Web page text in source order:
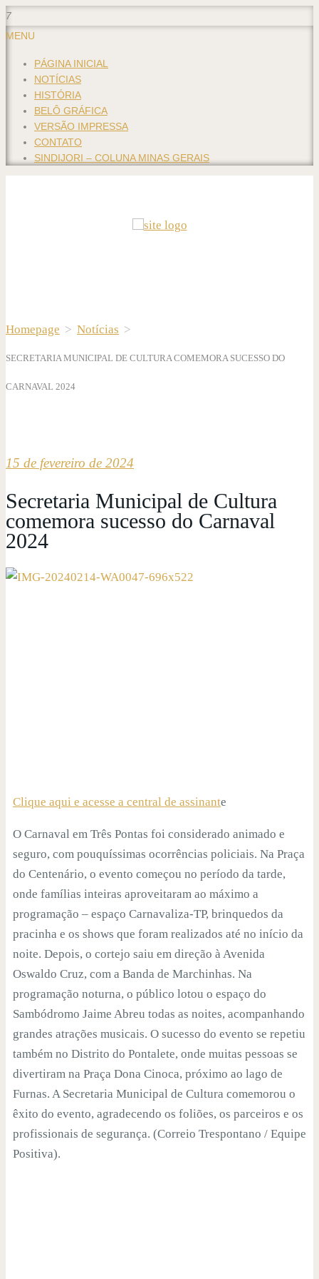
7
MENU
PÁGINA INICIAL
NOTÍCIAS
HISTÓRIA
BELÔ GRÁFICA
VERSÃO IMPRESSA
CONTATO
SINDIJORI – COLUNA MINAS GERAIS
Homepage > Notícias >
SECRETARIA MUNICIPAL DE CULTURA COMEMORA SUCESSO DO
CARNAVAL 2024
15 de fevereiro de 2024
Secretaria Municipal de Cultura
comemora sucesso do Carnaval
2024
Clique aqui e acesse a central de assinante
O Carnaval em Três Pontas foi considerado animado e
seguro, com pouquíssimas ocorrências policiais. Na Praça
do Centenário, o evento começou no período da tarde,
onde famílias inteiras aproveitaram ao máximo a
programação – espaço Carnavaliza-TP, brinquedos da
pracinha e os shows que foram realizados até no início da
noite. Depois, o cortejo saiu em direção à Avenida
Oswaldo Cruz, com a Banda de Marchinhas. Na
programação noturna, o público lotou o espaço do
Sambódromo Jaime Abreu todas as noites, acompanhando
grandes atrações musicais. O sucesso do evento se repetiu
também no Distrito do Pontalete, onde muitas pessoas se
divertiram na Praça Dona Cinoca, próximo ao lago de
Furnas. A Secretaria Municipal de Cultura comemorou o
êxito do evento, agradecendo os foliões, os parceiros e os
profissionais de segurança. (Correio Trespontano / Equipe
Positiva).